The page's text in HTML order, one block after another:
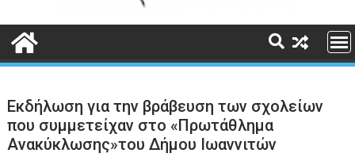
Εκδήλωση για την βράβευση των σχολείων
που συμμετείχαν στο «Πρωτάθλημα
Ανακύκλωσης»του Δήμου Ιωαννιτών